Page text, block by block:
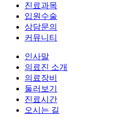
진료과목
입원수술
상담문의
커뮤니티
인사말
의료진 소개
의료장비
둘러보기
진료시간
오시는 길